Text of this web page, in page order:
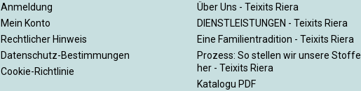
Anmeldung
Mein Konto
Rechtlicher Hinweis
Datenschutz-Bestimmungen
Cookie-Richtlinie
Über Uns - Teixits Riera
DIENSTLEISTUNGEN - Teixits Riera
Eine Familientradition - Teixits Riera
Prozess: So stellen wir unsere Stoffe
her - Teixits Riera
Katalogu PDF